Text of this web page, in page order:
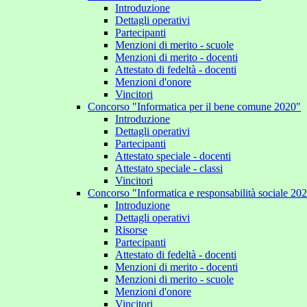
Introduzione
Dettagli operativi
Partecipanti
Menzioni di merito - scuole
Menzioni di merito - docenti
Attestato di fedeltà - docenti
Menzioni d'onore
Vincitori
Concorso "Informatica per il bene comune 2020"
Introduzione
Dettagli operativi
Partecipanti
Attestato speciale - docenti
Attestato speciale - classi
Vincitori
Concorso "Informatica e responsabilità sociale
Introduzione
Dettagli operativi
Risorse
Partecipanti
Attestato di fedeltà - docenti
Menzioni di merito - docenti
Menzioni di merito - scuole
Menzioni d'onore
Vincitori